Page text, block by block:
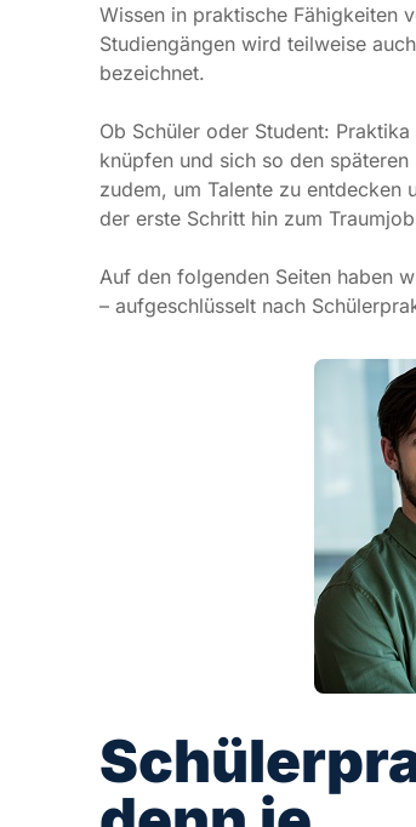
praktische Fähigkeiten verwandeln.
teilweise auch die
knüpfen und sich so den späteren
um Talente zu entdecken und
Schritt hin zum Traumjob sein.
aufgeschlüsselt nach
denn je